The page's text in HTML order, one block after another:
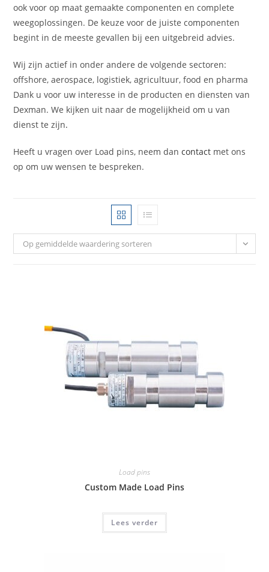
ook voor op maat gemaakte componenten en complete
weegoplossingen. De keuze voor de juiste componenten
begint in de meeste gevallen bij een uitgebreid advies.
Wij zijn actief in onder andere de volgende sectoren:
offshore, aerospace, logistiek, agricultuur, food en pharma
Dank u voor uw interesse in de producten en diensten van
Dexman. We kijken uit naar de mogelijkheid om u van
dienst te zijn.
Heeft u vragen over Load pins, neem dancontact met ons
op om uw wensen te bespreken.
Op gemiddelde waardering sorteren
Load pins
Custom Made Load Pins
Lees verder